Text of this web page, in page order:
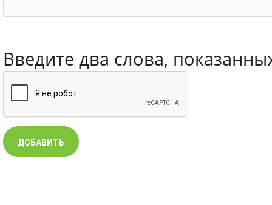
Введите два слова,